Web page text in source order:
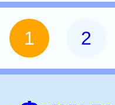
1 2